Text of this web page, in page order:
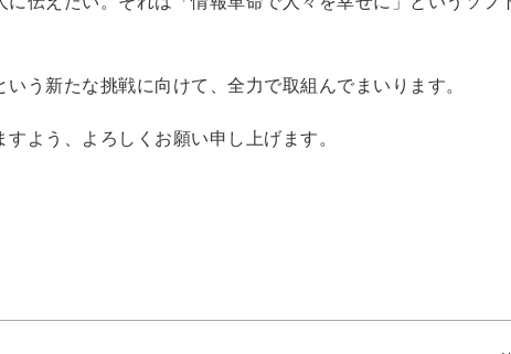
う新たな挑戦に向けて、全力で取組んでまいります。
よう、よろしくお願い申し上げます。